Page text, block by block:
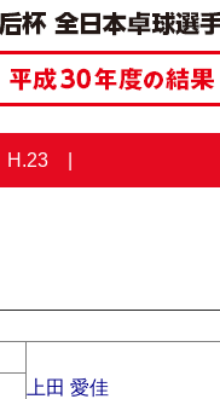
H.23
上田 愛佳